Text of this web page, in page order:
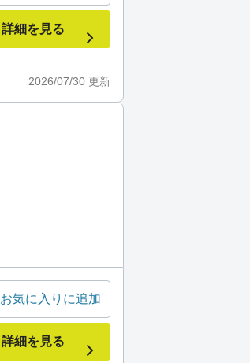
2026/07/30 更新
詳細を見る
お気に入りに追加
詳細を見る